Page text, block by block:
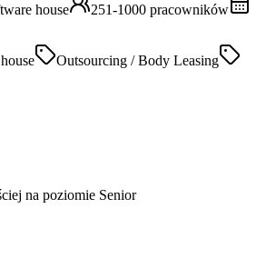
house
251-1000 pracowników
Outsourcing / Body Leasing
na poziomie Senior